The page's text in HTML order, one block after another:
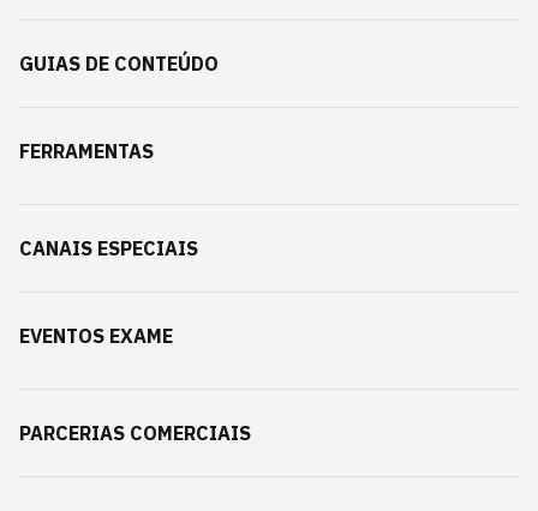
GUIAS DE CONTEÚDO
FERRAMENTAS
CANAIS ESPECIAIS
EVENTOS EXAME
PARCERIAS COMERCIAIS